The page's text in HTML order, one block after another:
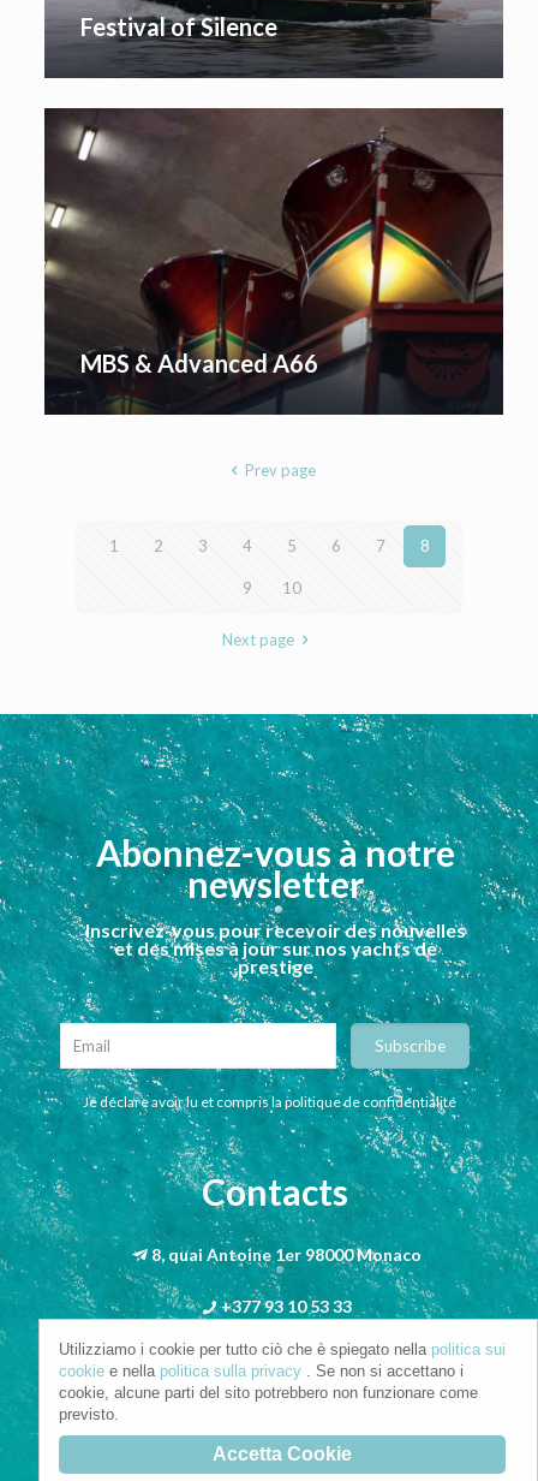
Festival of Silence
MBS & Advanced A66
Prev page
1 2 3 4 5 6 7 8
9 10
Next page
Abonnez-vous à notre
newsletter
Inscrivez-vous pour recevoir des nouvelles
et des mises à jour sur nos yachts de
prestige
Je déclare avoir lu et compris la politique de confidentialité
Contacts
8, quai Antoine 1er 98000 Monaco
+377 93 10 53 33
info@riva-mbs.com
Utilizziamo i cookie per tutto ciò che è spiegato nella politica sui
cookie e nella politica sulla privacy . Se non si accettano i
cookie, alcune parti del sito potrebbero non funzionare come
previsto.
Accetta Cookie